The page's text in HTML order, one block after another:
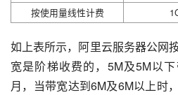
按使用量线性计费
如上表所示，阿里云服务器公网
宽是阶梯收费的，5M及5M以
月，当带宽达到6M及6M以上时